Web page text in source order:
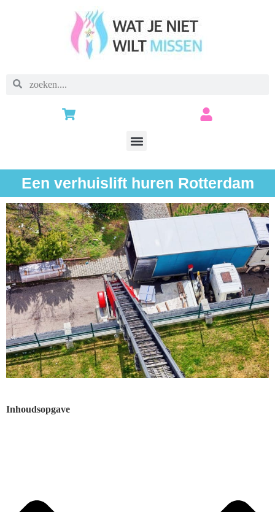
Een verhuislift huren Rotterdam
Inhoudsopgave